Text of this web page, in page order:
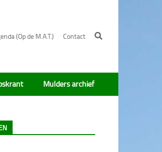
(Op de M.A.T.) Contact
Mulders archief